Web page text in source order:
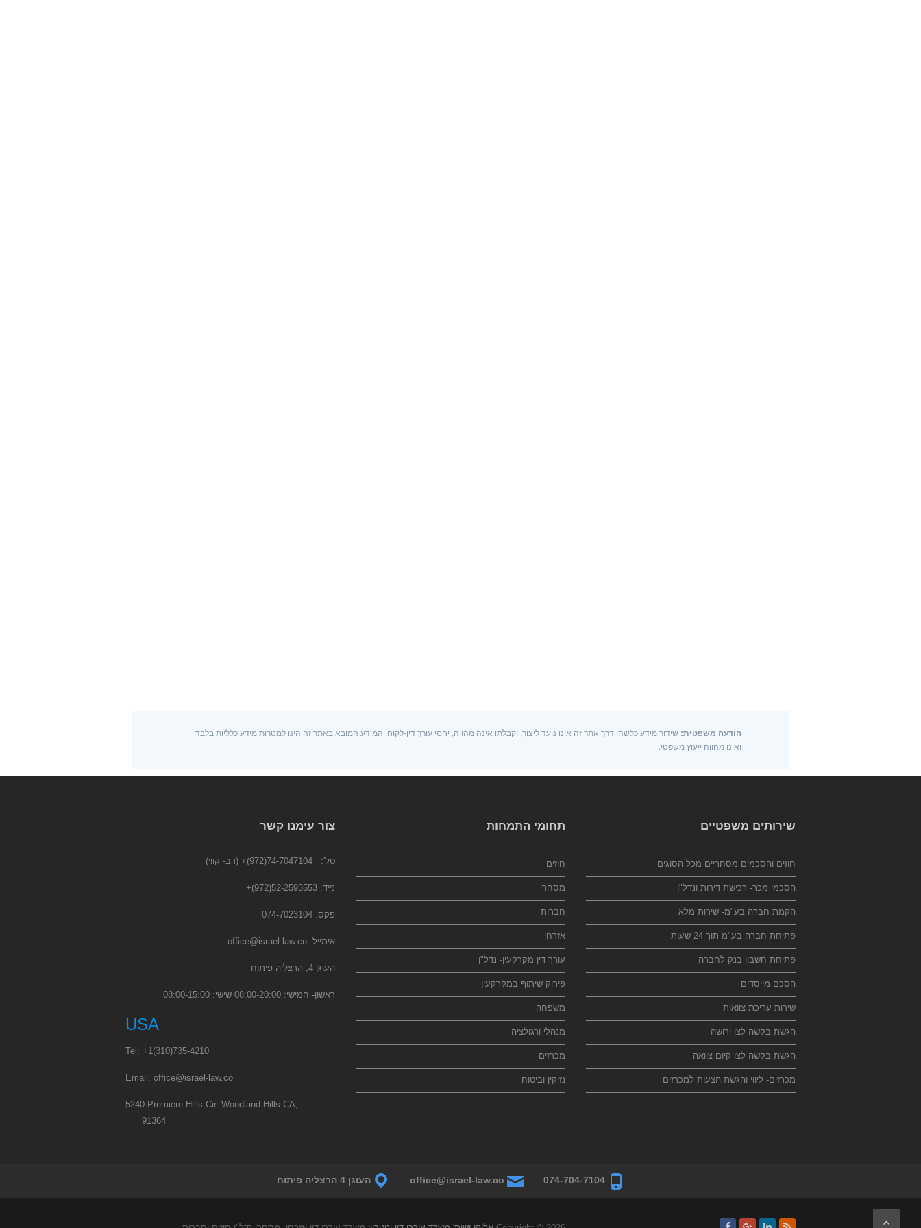
הודעה משפטית: שידור מידע כלשהו דרך אתר זה אינו נועד ליצור, וקבלתו אינה מהווה, יחסי עורך דין-לקוח. המידע המובא באתר זה הינו למטרות מידע כלליות בלבד
ואינו מהווה ייעוץ משפטי.
צור עימנו קשר
טל': 74-7047104(972)+ (רב- קווי)
נייד: 52-2593553(972)
+
פקס: 074-7023104
אימייל: office@israel-law.co
העוגן 4, הרצליה פיתוח
ראשון- חמישי: 08:00-20:00 שישי: 08:00-15:00
USA
Tel: +1(310)735-4210
Email: office@israel-law.co
5240 Premiere Hills Cir. Woodland Hills CA,
91364
תחומי התמחות
חוזים
מסחרי
חברות
אזרחי
עורך דין מקרקעין- נדל"ן
פירוק שיתוף במקרקעין
משפחה
מנהלי ורגולציה
מכרזים
נזיקין וביטוח
שירותים משפטיים
חוזים והסכמים מסחריים מכל הסוגים
הסכמי מכר- רכישת דירות ונדל"ן
הקמת חברה בע"מ- שירות מלא
פתיחת חברה בע"מ תוך 24 שעות
פתיחת חשבון בנק לחברה
הסכם מייסדים
שירות עריכת צוואות
הגשת בקשה לצו ירושה
הגשת בקשה לצו קיום צוואה
מכרזים- ליווי והגשת הצעות למכרזים
074-704-7104
office@israel-law.co העוגן 4 הרצליה פיתוח